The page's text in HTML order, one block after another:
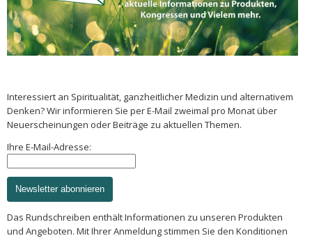
Interessiert an Spiritualität, ganzheitlicher Medizin und alternativem
Denken? Wir informieren Sie per E-Mail zweimal pro Monat über
Neuerscheinungen oder Beiträge zu aktuellen Themen.
Ihre E-Mail-Adresse:
Newsletter abonnieren
Das Rundschreiben enthält Informationen zu unseren Produkten
und Angeboten. Mit Ihrer Anmeldung stimmen Sie den Konditionen